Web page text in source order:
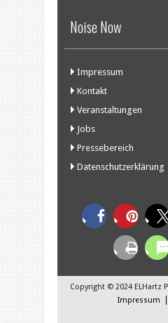
Noise Now
Impressum
Kontakt
Veranstaltungen
Jobs
Pressebereich
Datenschutzerklärung
Copyright © 2024 ELHartz
Impressum